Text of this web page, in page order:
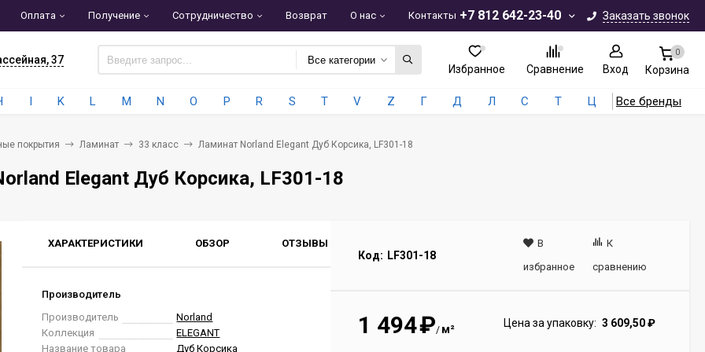
+7 812 642-23-40 Заказать звонок
Оплата Получение Сотрудничество Возврат О нас Контакты
37 Все категории
Избранное Сравнение Вход
0
Корзина
I K L M N O P R S T V Z Г Д Л С Т Ц Все бренды
покрытия Ламинат 33 класс Ламинат Norland Elegant Дуб Корсика, LF301-18
Elegant Дуб Корсика, LF301-18
ХАРАКТЕРИСТИКИ ОБЗОР ОТЗЫВЫ
Производитель
Производитель
Norland
Коллекция
ELEGANT
Название товара
Дуб Корсика
Код: LF301-18
В
избранное
К
сравнению
1 494₽/ м² Цена за упаковку: 3 609,50₽